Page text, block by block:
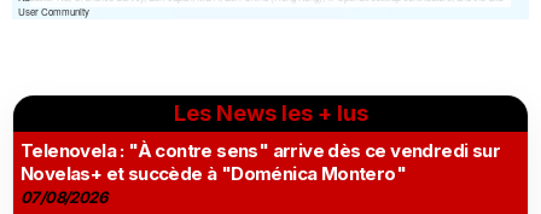
Les News les + lus
Telenovela : "À contre sens" arrive dès ce vendredi sur
Novelas+ et succède à "Doménica Montero"
07/08/2026